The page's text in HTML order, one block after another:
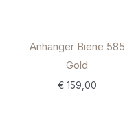
Anhänger Biene 585
Gold
€159,00